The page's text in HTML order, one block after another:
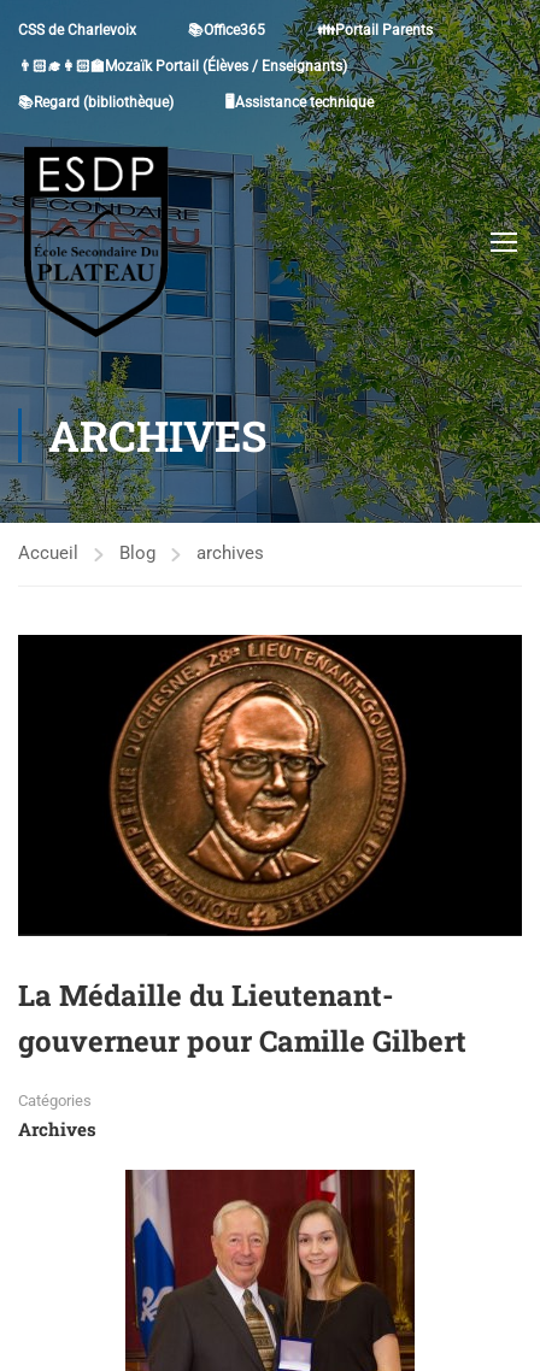
CSS de Charlevoix 📚Office365 👪Portail Parents
👨🏻‍🎓👩🏻‍🏫Mozaïk Portail (Élèves / Enseignants)
📚Regard (bibliothèque) 🖥Assistance technique
ARCHIVES
Accueil Blog archives
La Médaille du Lieutenant-
gouverneur pour Camille Gilbert
Catégories
Archives